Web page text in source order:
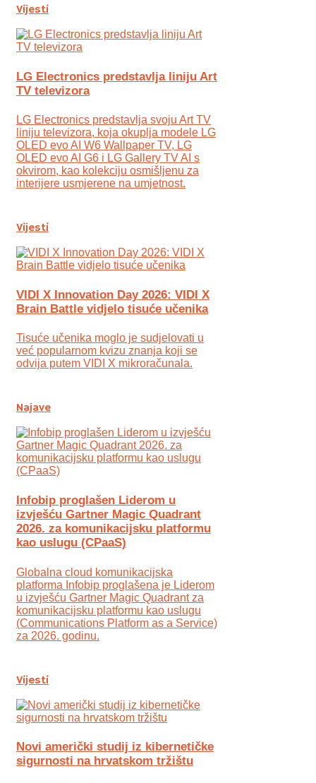
Vijesti
LG Electronics predstavlja liniju Art
TV televizora
LG Electronics predstavlja svoju Art TV
liniju televizora, koja okuplja modele LG
OLED evo AI W6 Wallpaper TV, LG
OLED evo AI G6 i LG Gallery TV AI s
okvirom, kao kolekciju osmišljenu za
interijere usmjerene na umjetnost.
Vijesti
VIDI X Innovation Day 2026: VIDI X
Brain Battle vidjelo tisuće učenika
Tisuće učenika moglo je sudjelovati u
već popularnom kvizu znanja koji se
odvija putem VIDI X mikroračunala.
Najave
Infobip proglašen Liderom u
izvješću Gartner Magic Quadrant
2026. za komunikacijsku platformu
kao uslugu (CPaaS)
Globalna cloud komunikacijska
platforma Infobip proglašena je Liderom
u izvješću Gartner Magic Quadrant za
komunikacijsku platformu kao uslugu
(Communications Platform as a Service)
za 2026. godinu.
Vijesti
Novi američki studij iz kibernetičke
sigurnosti na hrvatskom tržištu